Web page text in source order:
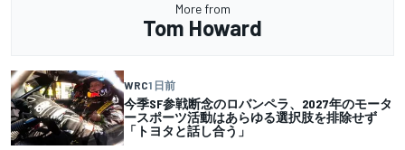
More from
Tom Howard
WRC1 日前
今季SF参戦断念のロバンペラ、2027年のモータ
ースポーツ活動はあらゆる選択肢を排除せず
「トヨタと話し合う」